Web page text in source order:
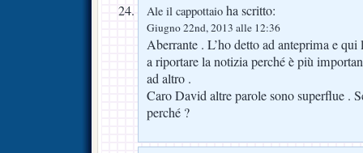
Ale il cappottaio ha scritto:
Giugno 22nd, 2013 alle 12:36
Aberrante . L’ho detto ad anteprima e
a riportare la notizia perché è più
ad altro .
Caro David altre parole sono superflue .
perché ?